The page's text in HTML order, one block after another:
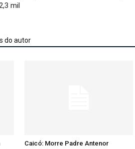
mil
do autor
Caicó: Morre Padre Antenor